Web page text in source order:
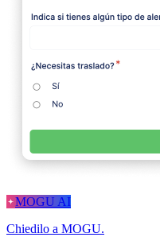
MOGU AI
Chiedilo a MOGU.